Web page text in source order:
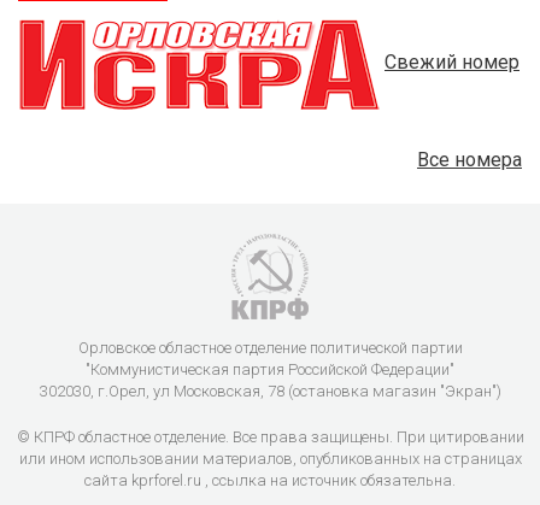
Свежий номер
Все номера
Орловское областное отделение политической партии
"Коммунистическая партия Российской Федерации"
302030, г.Орел, ул Московская, 78 (остановка магазин "Экран")
© КПРФ областное отделение. Все права защищены. При цитировании
или ином использовании материалов, опубликованных на страницах
сайта kprforel.ru , ссылка на источник обязательна.